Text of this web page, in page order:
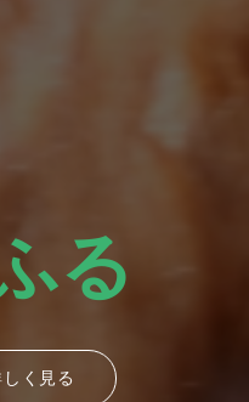
る
く見る